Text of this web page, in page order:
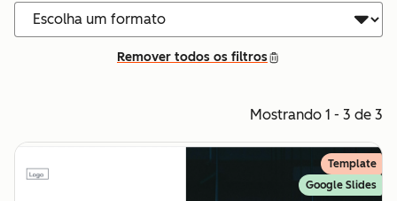
Remover todos os filtros
Mostrando 1 - 3 de 3
Template
Google Slides